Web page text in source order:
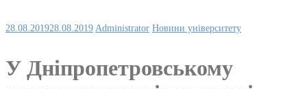
28.08.201928.08.2019 Administrator Новини університету
У Дніпропетровському